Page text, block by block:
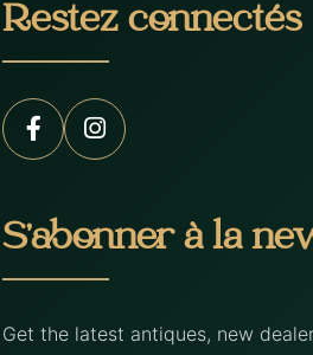
Restez connectés
S’abonner à la
Get the latest antiques, new